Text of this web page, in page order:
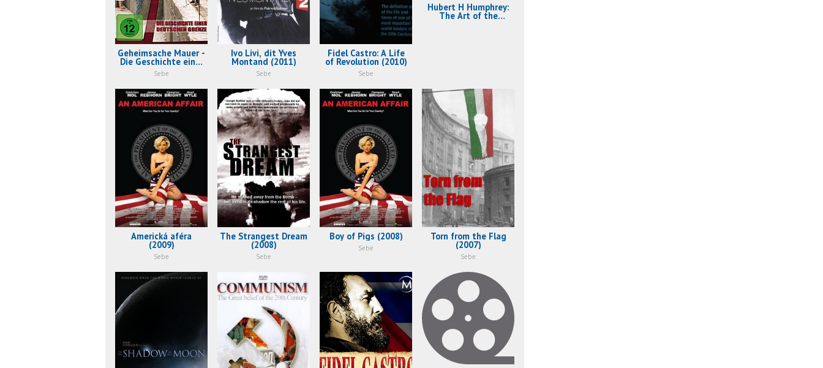
Geheimsache Mauer -
Die Geschichte einer
deutschen Grenze
(2011)
Sebe
Ivo Livi, dit Yves
Montand (2011)
Sebe
Fidel Castro: A Life
of Revolution (2010)
Sebe
Hubert H Humphrey:
The Art of the
Americká aféra
(2009)
Sebe
The Strangest Dream
(2008)
Sebe
Boy of Pigs (2008)
Sebe
Torn from the Flag
(2007)
Sebe